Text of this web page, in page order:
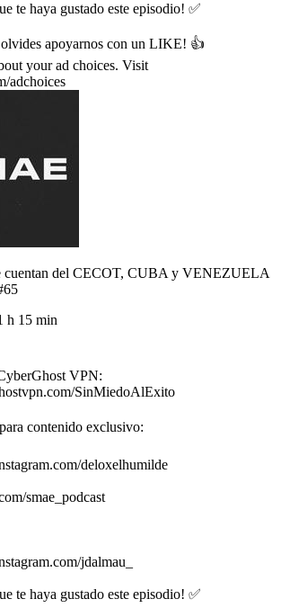
te haya gustado este episodio! ✅
olvides apoyarnos con un LIKE! 👍
your ad choices. Visit
adchoices
cuentan del CECOT, CUBA y VENEZUELA
h 15 min
VPN:
SinMiedoAlExito
contenido exclusivo:
deloxelhumilde
smae_podcast
jdalmau_
te haya gustado este episodio! ✅